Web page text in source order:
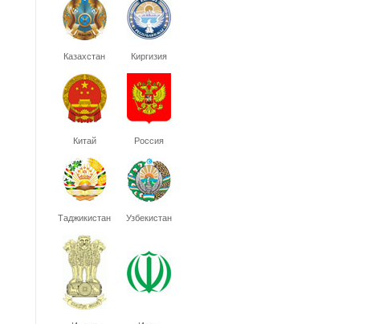
Казахстан Киргизия
Китай Россия
Таджикистан Узбекистан